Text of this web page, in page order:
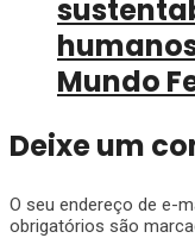
Mundo
Deixe um
O seu endereço de e-
obrigatórios são